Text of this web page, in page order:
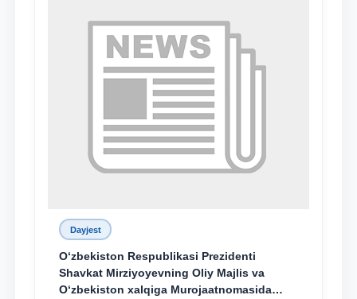
Dayjest
O‘zbekiston Respublikasi Prezidenti
Shavkat Mirziyoyevning Oliy Majlis va
O‘zbekiston xalqiga Murojaatnomasida